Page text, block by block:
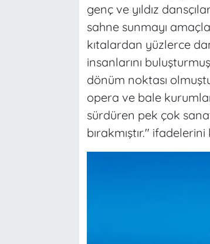
genç ve yıldız
sahne sunmayı
kıtalardan yüzlerce
insanlarını
dönüm noktası
opera ve bale
sürdüren pek çok
bırakmıştır." ifadelerini